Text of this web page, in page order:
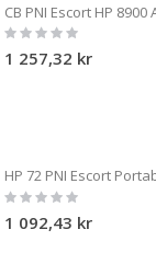
Rating:
0%
1 257,32 kr
Rating:
0%
1 092,43 kr